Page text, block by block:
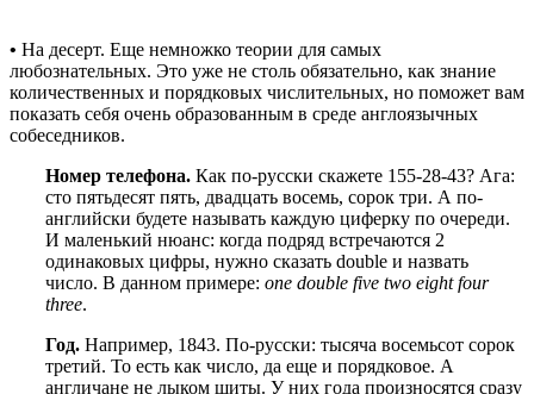
• На десерт. Еще немножко теории для самых
любознательных. Это уже не столь обязательно, как знание
количественных и порядковых числительных, но поможет вам
показать себя очень образованным в среде англоязычных
собеседников.
Номер телефона. Как по-русски скажете 155-28-43? Ага:
сто пятьдесят пять, двадцать восемь, сорок три. А по-
английски будете называть каждую циферку по очереди.
И маленький нюанс: когда подряд встречаются 2
одинаковых цифры, нужно сказать double и назвать
число. В данном примере: one double five two eight four
three.
Год. Например, 1843. По-русски: тысяча восемьсот сорок
третий. То есть как число, да еще и порядковое. А
англичане не лыком шиты. У них года произносятся сразу